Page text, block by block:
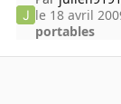
le 18 avril
portables